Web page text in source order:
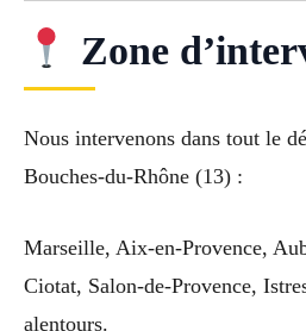
Zone
Nous intervenons dans tout le
Bouches-du-Rhône (13) :
Marseille, Aix-en-Provence,
Ciotat, Salon-de-Provence,
alentours.